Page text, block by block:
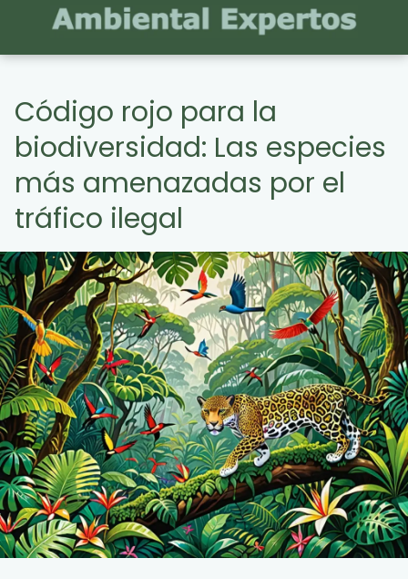
Código rojo para la
biodiversidad: Las especies
más amenazadas por el
tráfico ilegal